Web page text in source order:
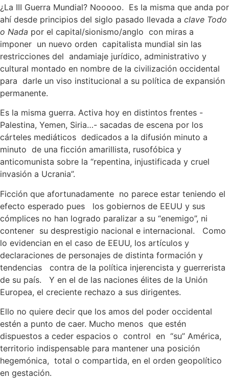
¿La III Guerra Mundial? Nooooo. Es la misma que anda por
ahí desde principios del siglo pasado llevada a clave Todo
o Nada por el capital/sionismo/anglo con miras a
imponer un nuevo orden capitalista mundial sin las
restricciones del andamiaje jurídico, administrativo y
cultural montado en nombre de la civilización occidental
para darle un viso institucional a su política de expansión
permanente.
Es la misma guerra. Activa hoy en distintos frentes -
Palestina, Yemen, Siria…- sacadas de escena por los
cárteles mediáticos dedicados a la difusión minuto a
minuto de una ficción amarillista, rusofóbica y
anticomunista sobre la “repentina, injustificada y cruel
invasión a Ucrania”.
Ficción que afortunadamente no parece estar teniendo el
efecto esperado pues los gobiernos de EEUU y sus
cómplices no han logrado paralizar a su “enemigo”, ni
contener su desprestigio nacional e internacional. Como
lo evidencian en el caso de EEUU, los artículos y
declaraciones de personajes de distinta formación y
tendencias contra de la política injerencista y guerrerista
de su país. Y en el de las naciones élites de la Unión
Europea, el creciente rechazo a sus dirigentes.
Ello no quiere decir que los amos del poder occidental
estén a punto de caer. Mucho menos que estén
dispuestos a ceder espacios o control en “su” América,
territorio indispensable para mantener una posición
hegemónica, total o compartida, en el orden geopolítico
en gestación.